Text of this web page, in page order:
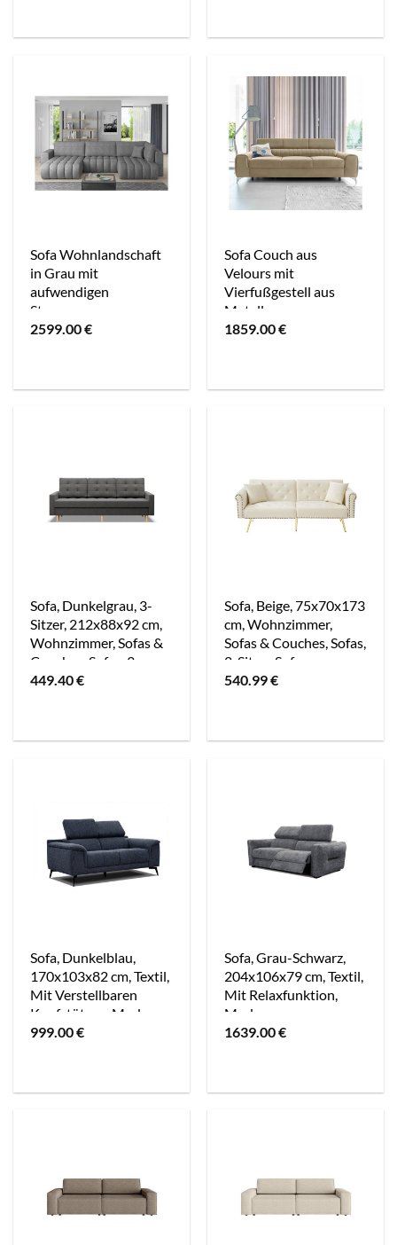
Sofa Wohnlandschaft
in Grau mit
aufwendigen
Steppungen
2599.00€
Sofa Couch aus
Velours mit
Vierfußgestell aus
Metall
1859.00€
Sofa, Dunkelgrau, 3-
Sitzer, 212x88x92 cm,
Wohnzimmer, Sofas &
Couches, Sofas, 3-
Sitzer Sofas
449.40€
Sofa, Beige, 75x70x173
cm, Wohnzimmer,
Sofas & Couches, Sofas,
2-Sitzer Sofas
540.99€
Sofa, Dunkelblau,
170x103x82 cm, Textil,
Mit Verstellbaren
Kopfstützen, Modern
999.00€
Sofa, Grau-Schwarz,
204x106x79 cm, Textil,
Mit Relaxfunktion,
Modern
1639.00€